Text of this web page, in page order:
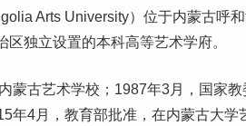
Arts University）位于内蒙古呼
独立设置的本科高等艺术学府。
蒙古艺术学校；1987年3月，国家
年4月，教育部批准，在内蒙古大学